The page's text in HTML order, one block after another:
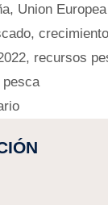
, Union Europea
,
, recursos
pesca